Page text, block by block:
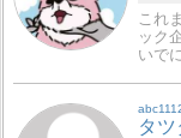
これ
ック
いで
タツ